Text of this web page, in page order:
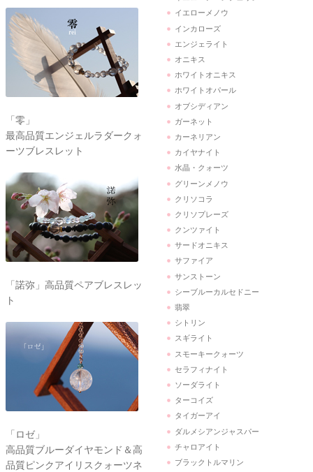
「零」
最高品質エンジェルラダークォ
ーツブレスレット
「諾弥」高品質ペアブレスレッ
ト
「ロゼ」
高品質ブルーダイヤモンド＆高
品質ピンクアイリスクォーツネ
イエローメノウ
インカローズ
エンジェライト
オニキス
ホワイトオニキス
ホワイトオパール
オブシディアン
ガーネット
カーネリアン
カイヤナイト
水晶・クォーツ
グリーンメノウ
クリソコラ
クリソプレーズ
クンツァイト
サードオニキス
サファイア
サンストーン
シーブルーカルセドニー
翡翠
シトリン
スギライト
スモーキークォーツ
セラフィナイト
ソーダライト
ターコイズ
タイガーアイ
ダルメシアンジャスパー
チャロアイト
ブラックトルマリン